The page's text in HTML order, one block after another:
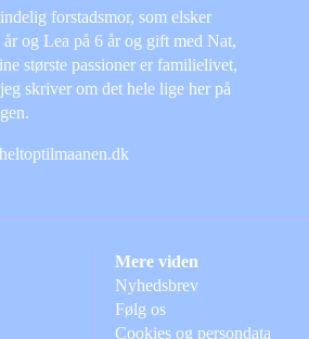
forstadsmor, som elsker
og Lea på 6 år og gift med Nat,
største passioner er familielivet,
skriver om det hele lige her på
Mere viden
Nyhedsbrev
Følg os
Cookies og persondata